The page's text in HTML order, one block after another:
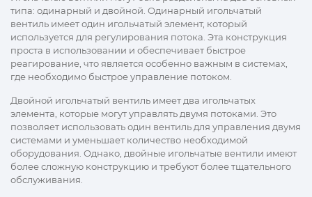
типа: одинарный и двойной. Одинарный игольчатый
вентиль имеет один игольчатый элемент, который
используется для регулирования потока. Эта конструкция
проста в использовании и обеспечивает быстрое
реагирование, что является особенно важным в системах,
где необходимо быстрое управление потоком.
Двойной игольчатый вентиль имеет два игольчатых
элемента, которые могут управлять двумя потоками. Это
позволяет использовать один вентиль для управления двумя
системами и уменьшает количество необходимой
оборудования. Однако, двойные игольчатые вентили имеют
более сложную конструкцию и требуют более тщательного
обслуживания.